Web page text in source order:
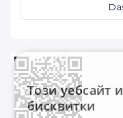
Този уебсайт
бисквитки